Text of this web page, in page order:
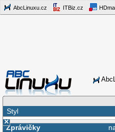
AbcLinuxu.cz ITBiz.cz
Styl
×
Zprávičky